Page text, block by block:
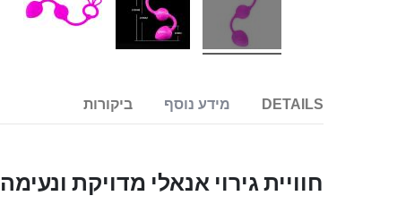
DETAILS מידע נוסף ביקורות
חוויית גירוי אנאלי מדויקת ונעימה